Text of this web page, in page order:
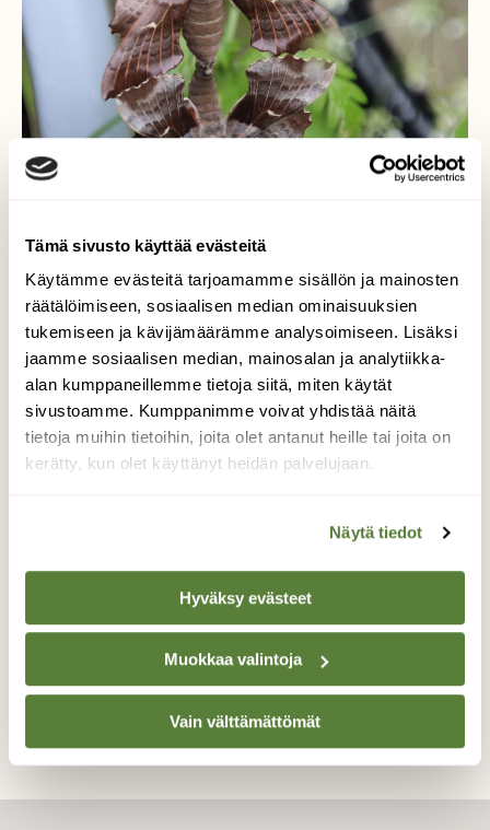
Tämä sivusto käyttää evästeitä
Käytämme evästeitä tarjoamamme sisällön ja mainosten
räätälöimiseen, sosiaalisen median ominaisuuksien
tukemiseen ja kävijämäärämme analysoimiseen. Lisäksi
jaamme sosiaalisen median, mainosalan ja analytiikka-
alan kumppaneillemme tietoja siitä, miten käytät
sivustoamme. Kumppanimme voivat yhdistää näitä
tietoja muihin tietoihin, joita olet antanut heille tai joita on
kerätty, kun olet käyttänyt heidän palvelujaan.
Näytä tiedot
Hyväksy evästeet
Muokkaa valintoja
Vain välttämättömät
Poppelikiitäjät parittelevat
Kiitäjäpari viihtyi tuntikausia aivan talon
seinustalla olevassa putkikasvissa, vaikka
päivä oli sateinen. Pelkäsin että ne
häiriintyvät läsnäolostani ja kaikkoavat pois,
mutta niin ei onneksi käynyt. Olen nähnyt
vuosien saatossa paljon erilaisten kiitäjien
TAKAISIN LISTAAN